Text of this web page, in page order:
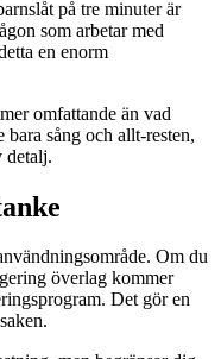
på tre minuter är
som arbetar med
en enorm
omfattande än vad
sång och allt-resten,
detalj.
Om du
överlag kommer
Det gör en